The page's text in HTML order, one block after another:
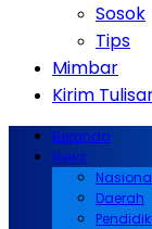
Sosok
Tips
Mimbar
Kirim
Beranda
News
Daerah